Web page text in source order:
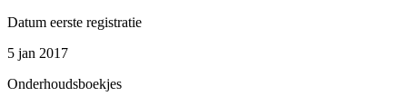
Datum eerste registratie
5 jan 2017
Onderhoudsboekjes